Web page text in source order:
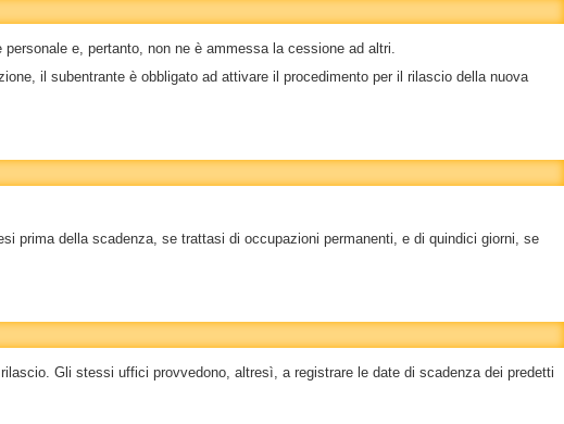
e, pertanto, non ne è ammessa la cessione ad altri.
il subentrante è obbligato ad attivare il procedimento per il rilascio della nuova
prima della scadenza, se trattasi di occupazioni permanenti, e di quindici giorni, se
Gli stessi uffici provvedono, altresì, a registrare le date di scadenza dei predetti